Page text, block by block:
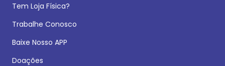
Tem Loja Física?
Trabalhe Conosco
Baixe Nosso APP
Doações